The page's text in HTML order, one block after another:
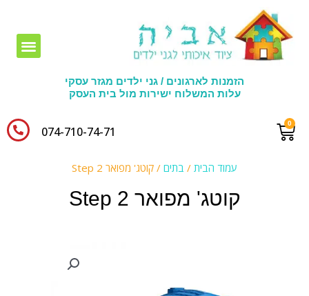
הזמנות לארגונים / גני ילדים מגזר עסקי
עלות המשלוח ישירות מול בית העסק
074-710-74-71​
עמוד הבית / בתים / קוטג' מפואר Step 2
קוטג' מפואר Step 2